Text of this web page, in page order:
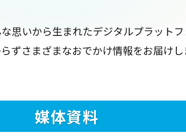
な思いから生まれたデジタルプラット
ずさまざまなおでかけ情報をお届け
媒体資料